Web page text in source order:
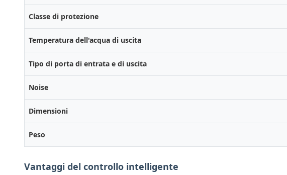
Classe di protezione
Temperatura dell'acqua di uscita
Tipo di porta di entrata e di uscita
Noise
Dimensioni
Peso
Vantaggi del controllo intelligente